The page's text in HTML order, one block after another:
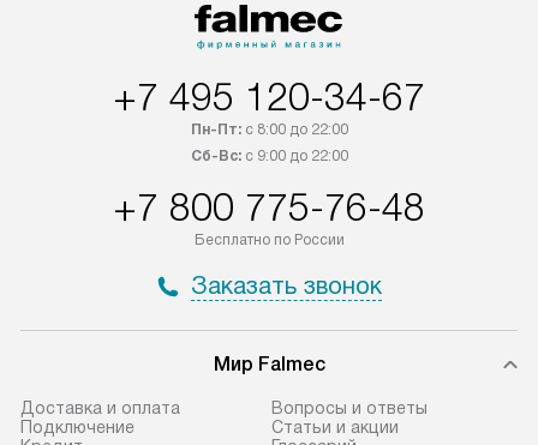
оплачивается дополнительно.
Возможна доставка товаров по
+7 495 120-34-67
Пн-Пт:с 8:00 до 22:00
Сб-Вс:с 9:00 до 22:00
+7 800 775-76-48
Бесплатно по России
Заказать звонок
Мир Falmec
Доставка и оплата
Подключение
Вопросы и ответы
Статьи и акции